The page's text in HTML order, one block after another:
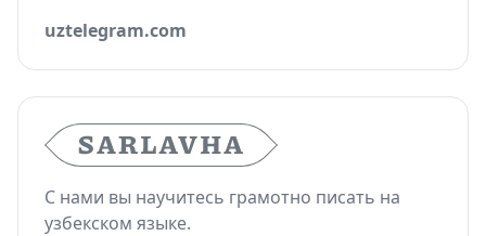
uztelegram.com
С нами вы научитесь грамотно писать на
узбекском языке.